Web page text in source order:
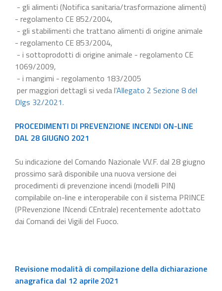
- gli alimenti (Notifica sanitaria/trasformazione alimenti)
- regolamento CE 852/2004,
- gli stabilimenti che trattano alimenti di origine animale
- regolamento CE 853/2004,
- i sottoprodotti di origine animale - regolamento CE
1069/2009,
- i mangimi - regolamento 183/2005
per maggiori dettagli si veda l'Allegato 2 Sezione 8 del
Dlgs 32/2021.
PROCEDIMENTI DI PREVENZIONE INCENDI ON-LINE
DAL 28 GIUGNO 2021
Su indicazione del Comando Nazionale VV.F. dal 28 giugno
prossimo sarà disponibile una nuova versione dei
procedimenti di prevenzione incendi (modelli PIN)
compilabile on-line e interoperabile con il sistema PRINCE
(PRevenzione INcendi CEntrale) recentemente adottato
dai Comandi dei Vigili del Fuoco.
Revisione modalità di compilazione della dichiarazione
anagrafica dal 12 aprile 2021